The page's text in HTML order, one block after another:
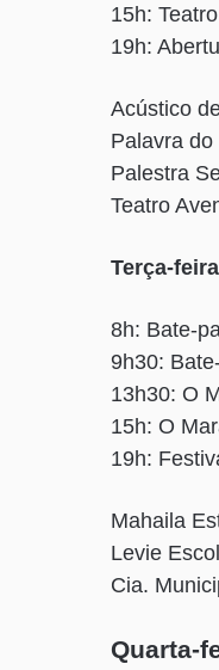
15h:
19h:
Acústico
Palavra
Palestra
Teatro
Terça-
8h: Bate-
9h30:
13h30: O
15h: O
19h:
Mahaila
Levie
Cia.
Quarta-